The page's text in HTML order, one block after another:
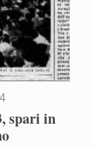
spari in